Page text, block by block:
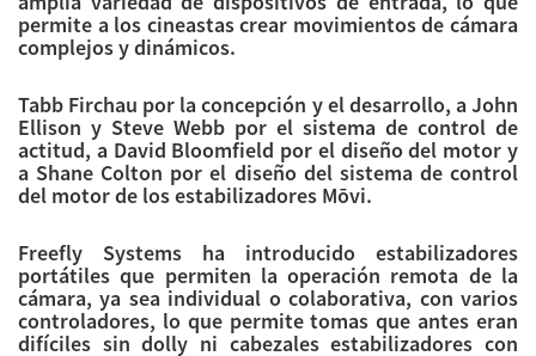
permite a los cineastas crear movimientos de cámara
complejos y dinámicos.
Tabb Firchau por la concepción y el desarrollo, a John
Ellison y Steve Webb por el sistema de control de
actitud, a David Bloomfield por el diseño del motor y
a Shane Colton por el diseño del sistema de control
del motor de los estabilizadores Mōvi.
Freefly Systems ha introducido estabilizadores
portátiles que permiten la operación remota de la
cámara, ya sea individual o colaborativa, con varios
controladores, lo que permite tomas que antes eran
difíciles sin dolly ni cabezales estabilizadores con